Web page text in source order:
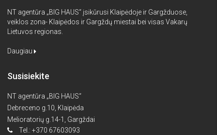
NT agentūra „BIG HAUS“ įsikūrusi Klaipėdoje ir Gargžduose,
veiklos zona- Klaipėdos ir Gargždų miestai bei visas Vakarų
Lietuvos regionas.
Daugiau
Susisiekite
NT agentūra „BIG HAUS“
Debreceno g.10, Klaipėda
Melioratorių g.14-1, Gargždai
Tel.: +370 67603093